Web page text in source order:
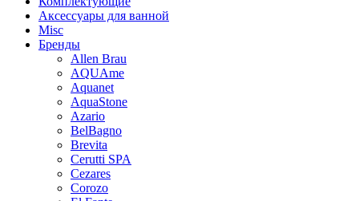
Аксессуары для ванной
Misc
Бренды
Allen Brau
AQUAme
Aquanet
AquaStone
Azario
BelBagno
Brevita
Cerutti SPA
Cezares
Corozo